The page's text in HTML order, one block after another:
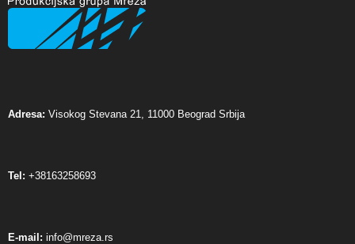
Adresa: Visokog Stevana 21, 11000 Beograd Srbija
Tel: +38163258693
E-mail: info@mreza.rs